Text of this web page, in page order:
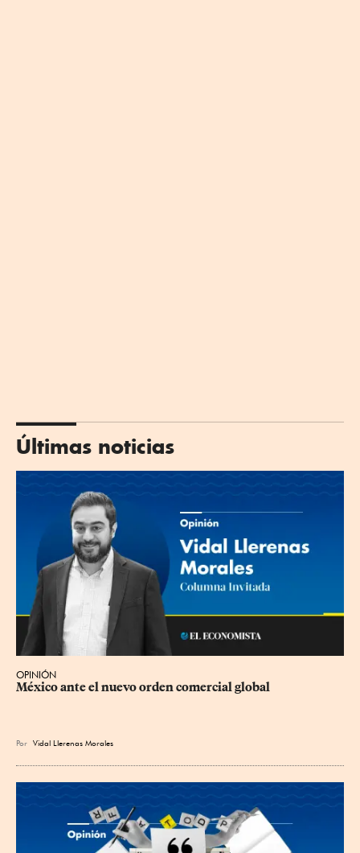
Últimas noticias
OPINIÓN
México ante el nuevo orden comercial global
Por Vidal Llerenas Morales